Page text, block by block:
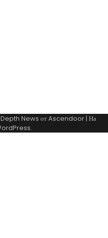
News отAscendoor| На
.